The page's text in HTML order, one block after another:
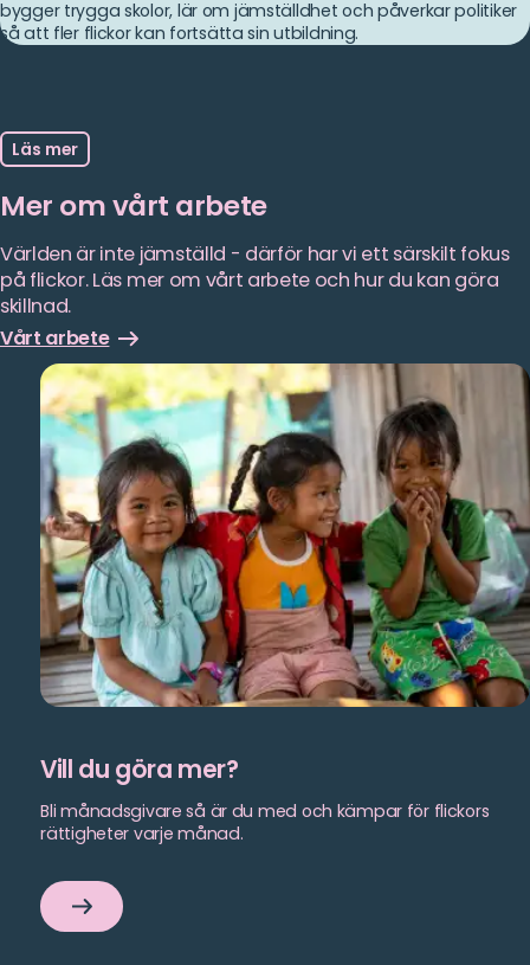
bygger trygga skolor, lär om jämställdhet och påverkar politiker
så att fler flickor kan fortsätta sin utbildning.
Läs mer
Mer om vårt arbete
Världen är inte jämställd - därför har vi ett särskilt fokus
på flickor. Läs mer om vårt arbete och hur du kan göra
skillnad.
Vårt arbete
Vill du göra mer?
Bli månadsgivare så är du med och kämpar för flickors
rättigheter varje månad.
Vill
du